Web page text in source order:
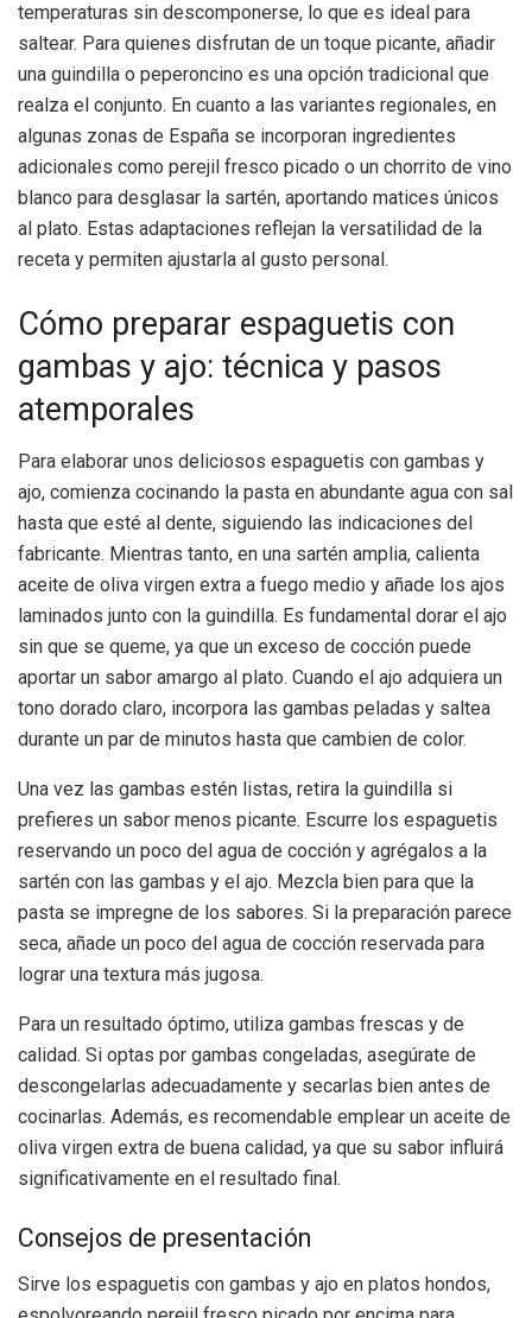
temperaturas sin descomponerse, lo que es ideal para
saltear. Para quienes disfrutan de un toque picante, añadir
una guindilla o peperoncino es una opción tradicional que
realza el conjunto. En cuanto a las variantes regionales, en
algunas zonas de España se incorporan ingredientes
adicionales como perejil fresco picado o un chorrito de vino
blanco para desglasar la sartén, aportando matices únicos
al plato. Estas adaptaciones reflejan la versatilidad de la
receta y permiten ajustarla al gusto personal.
Cómo preparar espaguetis con
gambas y ajo: técnica y pasos
atemporales
Para elaborar unos deliciosos espaguetis con gambas y
ajo, comienza cocinando la pasta en abundante agua con sal
hasta que esté al dente, siguiendo las indicaciones del
fabricante. Mientras tanto, en una sartén amplia, calienta
aceite de oliva virgen extra a fuego medio y añade los ajos
laminados junto con la guindilla. Es fundamental dorar el ajo
sin que se queme, ya que un exceso de cocción puede
aportar un sabor amargo al plato. Cuando el ajo adquiera un
tono dorado claro, incorpora las gambas peladas y saltea
durante un par de minutos hasta que cambien de color.
Una vez las gambas estén listas, retira la guindilla si
prefieres un sabor menos picante. Escurre los espaguetis
reservando un poco del agua de cocción y agrégalos a la
sartén con las gambas y el ajo. Mezcla bien para que la
pasta se impregne de los sabores. Si la preparación parece
seca, añade un poco del agua de cocción reservada para
lograr una textura más jugosa.
Para un resultado óptimo, utiliza gambas frescas y de
calidad. Si optas por gambas congeladas, asegúrate de
descongelarlas adecuadamente y secarlas bien antes de
cocinarlas. Además, es recomendable emplear un aceite de
oliva virgen extra de buena calidad, ya que su sabor influirá
significativamente en el resultado final.
Consejos de presentación
Sirve los espaguetis con gambas y ajo en platos hondos,